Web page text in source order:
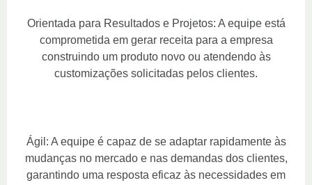
Orientada para Resultados e Projetos: A equipe está
comprometida em gerar receita para a empresa
construindo um produto novo ou atendendo às
customizações solicitadas pelos clientes.
Ágil: A equipe é capaz de se adaptar rapidamente às
mudanças no mercado e nas demandas dos clientes,
garantindo uma resposta eficaz às necessidades em